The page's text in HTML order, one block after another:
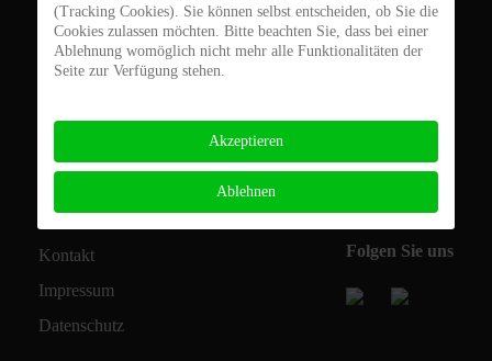
DJK Augsburg-Lechhausen 1920 e.V.
Derchinger Str. 118c
86165 Augsburg
info@djk-lechhausen.de
Kontakt
Impressum
Datenschutz
Folgen Sie uns
(Tracking Cookies). Sie können selbst entscheiden, ob Sie die
Cookies zulassen möchten. Bitte beachten Sie, dass bei einer
Ablehnung womöglich nicht mehr alle Funktionalitäten der
Seite zur Verfügung stehen.
Akzeptieren
Ablehnen